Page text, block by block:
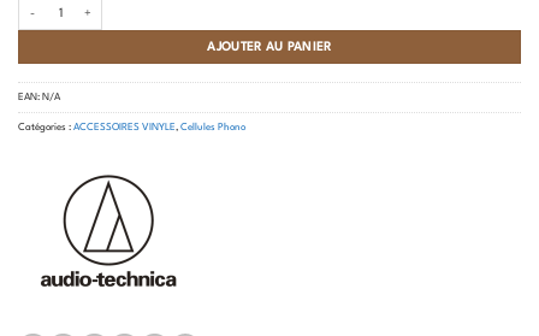
AJOUTER AU PANIER
EAN: N/A
Catégories : ACCESSOIRES VINYLE Cellules Phono